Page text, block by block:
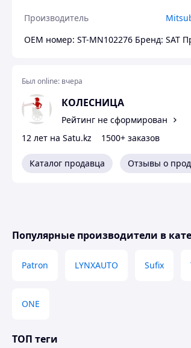
Производитель
OEM номер: ST-MN102276 Бренд: SAT
Был online: вчера
КОЛЕСНИЦА
Рейтинг не сформирован
12 лет на Satu.kz
1500+ заказов
Каталог продавца Отзывы о
Популярные производители в
Patron LYNXAUTO Sufix
ONE
ТОП теги